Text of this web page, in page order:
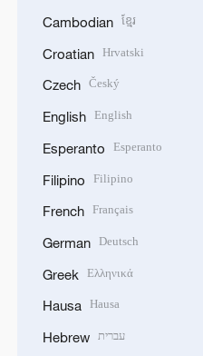
Cambodian ខ្មែរ
Croatian Hrvatski
Czech Český
English English
Esperanto Esperanto
Filipino Filipino
French Français
German Deutsch
Greek Ελληνικά
Hausa Hausa
Hebrew עברית